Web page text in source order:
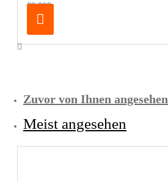
69,00€
Zuvor von Ihnen angesehen
Meist angesehen